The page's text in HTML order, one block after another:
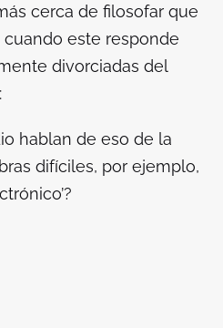
cerca de filosofar que
este responde
divorciadas del
hablan de eso de la
difíciles, por ejemplo,